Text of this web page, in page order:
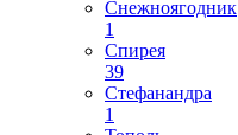
Снежноягодник
1
Спирея
39
Стефанандра
1